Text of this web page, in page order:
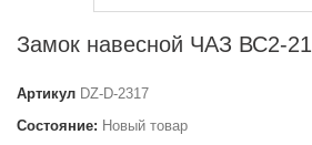
Замок навесной ЧАЗ ВС2-21
Артикул DZ-D-2317
Состояние: Новый товар